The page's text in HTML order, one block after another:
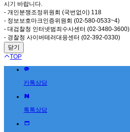
시기 바랍니다.
- 개인분쟁조정위원회 (국번없이) 118
- 정보보호마크인증위원회 (02-580-0533~4)
- 대검찰청 인터넷범죄수사센터 (02-3480-3600)
- 경찰청 사이버테러대응센터 (02-392-0330)
닫기
TOP
카톡상담
톡톡상담